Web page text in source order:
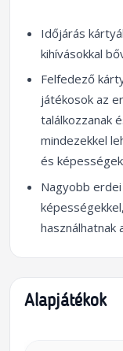
Időjárás
kihívásokkal
Felfedező
játékosok az
találkozzanak
mindezekkel
és
Nagyobb
használhatnak
Alapjátékok